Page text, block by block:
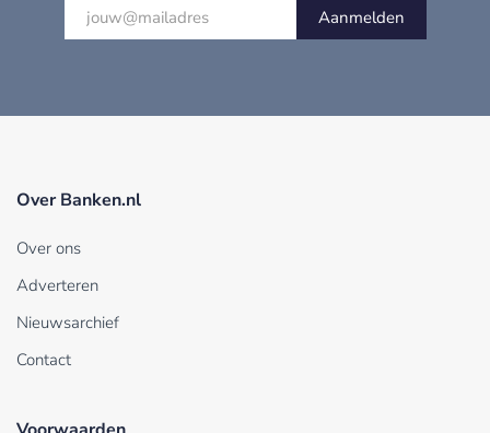
Aanmelden
Over Banken.nl
Over ons
Adverteren
Nieuwsarchief
Contact